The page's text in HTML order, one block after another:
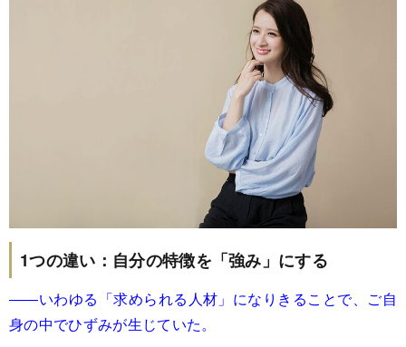
1つの違い：自分の特徴を「強み」にする
――いわゆる「求められる人材」になりきることで、ご自
身の中でひずみが生じていた。